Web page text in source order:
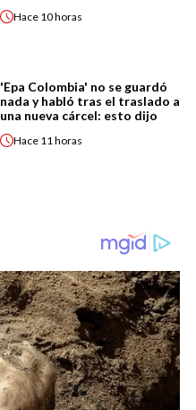
Hace 10 horas
'Epa Colombia' no se guardó
nada y habló tras el traslado a
una nueva cárcel: esto dijo
Hace 11 horas